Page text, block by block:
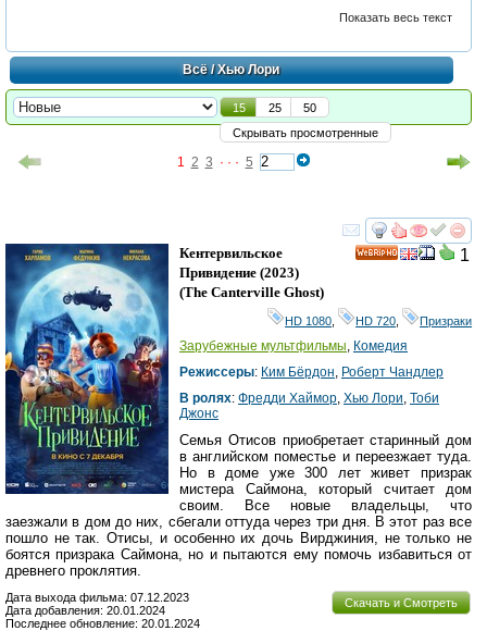
Показать весь текст
Всё/ Хью Лори
15 25
50
Скрывать просмотренные
1 2 3 · · · 5
смотреть
1
Кентервильское
Привидение (2023)
(The Canterville Ghost)
HD 1080 HD 720 Призраки
Зарубежные мультфильмы Комедия
Режиссеры: Ким Бёрдон Роберт Чандлер
В ролях: Фредди Хаймор Хью Лори Тоби
Джонс
Семья Отисов приобретает старинный дом
в английском поместье и переезжает туда.
Но в доме уже 300 лет живет призрак
мистера Саймона, который считает дом
своим. Все новые владельцы, что
заезжали в дом до них, сбегали оттуда через три дня. В этот раз все
пошло не так. Отисы, и особенно их дочь Вирджиния, не только не
боятся призрака Саймона, но и пытаются ему помочь избавиться от
древнего проклятия.
Скачать и Смотреть
Дата выхода фильма: 07.12.2023
Дата добавления: 20.01.2024
Последнее обновление: 20.01.2024